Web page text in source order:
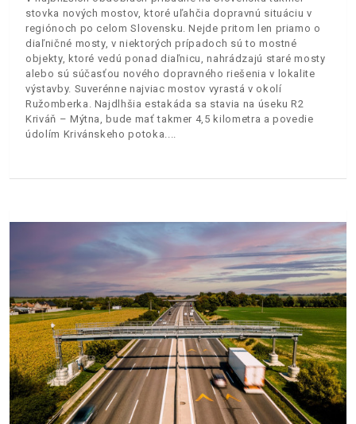
stovka nových mostov, ktoré uľahčia dopravnú situáciu v
regiónoch po celom Slovensku. Nejde pritom len priamo o
diaľničné mosty, v niektorých prípadoch sú to mostné
objekty, ktoré vedú ponad diaľnicu, nahrádzajú staré mosty
alebo sú súčasťou nového dopravného riešenia v lokalite
výstavby. Suverénne najviac mostov vyrastá v okolí
Ružomberka. Najdlhšia estakáda sa stavia na úseku R2
Kriváň – Mýtna, bude mať takmer 4,5 kilometra a povedie
údolím Krivánskeho potoka.